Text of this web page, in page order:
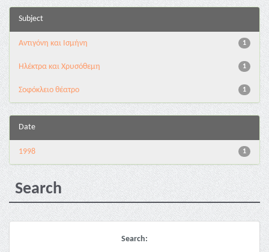
Subject
1
Αντιγόνη και Ισμήνη
1
Ηλέκτρα και Χρυσόθεμη
1
Σοφόκλειο θέατρο
Date
1
1998
Search
Search: